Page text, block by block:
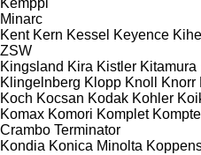
Minarc
Kent Kern Kessel Keyence
ZSW
Kingsland Kira Kistler Kitamura
Klingelnberg Klopp Knoll Knorr
Koch Kocsan Kodak Kohler
Komax Komori Komplet
Crambo Terminator
Kondia Konica Minolta